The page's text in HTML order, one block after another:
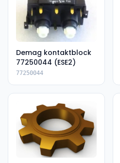
Demag kontaktblock
77250044 (ESE2)
77250044